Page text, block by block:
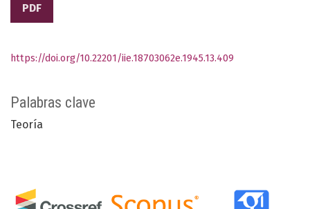
PDF
Palabras clave
Teoría
https://doi.org/10.22201/iie.18703062e.1945.13.409